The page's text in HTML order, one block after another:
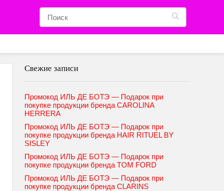
Свежие записи
Промокод ИЛЬ ДЕ БОТЭ — Подарок при
покупке продукции бренда CAROLINA
HERRERA
Промокод ИЛЬ ДЕ БОТЭ — Подарок при
покупке продукции бренда HAIR RITUEL BY
SISLEY
Промокод ИЛЬ ДЕ БОТЭ — Подарок при
покупке продукции бренда TOM FORD
Промокод ИЛЬ ДЕ БОТЭ — Подарок при
покупке продукции бренда CLARINS